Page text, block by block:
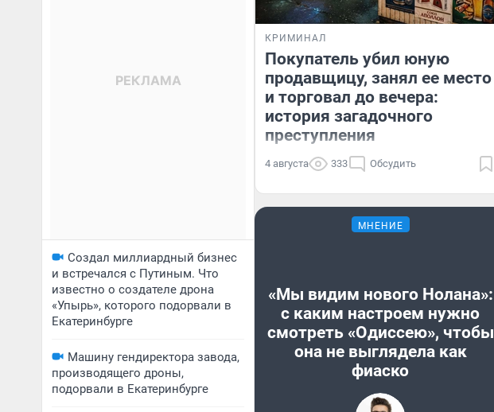
Создал миллиардный бизнес
и встречался с Путиным. Что
известно о создателе дрона
«Упырь», которого подорвали в
Екатеринбурге
Машину гендиректора завода,
производящего дроны,
подорвали в Екатеринбурге
КРИМИНАЛ
Покупатель убил юную
продавщицу, занял ее место
и торговал до вечера:
история загадочного
преступления
4 августа 333 Обсудить
МНЕНИЕ
«Мы видим нового Нолана»:
с каким настроем нужно
смотреть «Одиссею», чтобы
она не выглядела как
фиаско